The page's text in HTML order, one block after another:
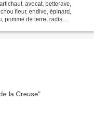
avocat, betterave,
fleur, endive, épinard,
pomme de terre, radis,